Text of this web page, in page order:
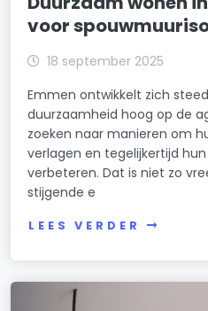
voor
18 september 2025
Emmen ontwikkelt zich
duurzaamheid hoog op de
zoeken naar manieren om
verlagen en tegelijkertijd
verbeteren. Dat is niet zo
stijgende e
LEES VERDER